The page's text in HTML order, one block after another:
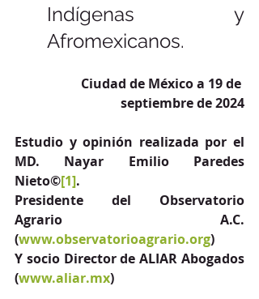
Indígenas y
Afromexicanos.
Ciudad de México a 19 de
septiembre de 2024
Estudio y opinión realizada por el
MD. Nayar Emilio Paredes
Nieto©[1].
Presidente del Observatorio
Agrario A.C.
(www.observatorioagrario.org)
Y socio Director de ALIAR Abogados
(www.aliar.mx)